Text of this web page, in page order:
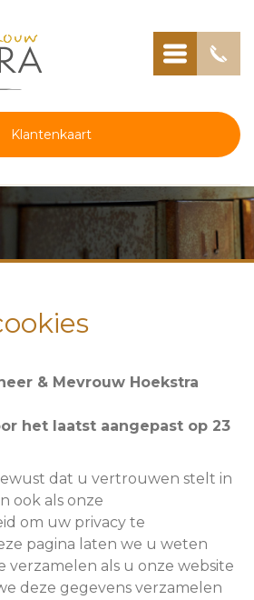
Klantenkaart
& Mevrouw Hoekstra
het laatst aangepast op 23
dat u vertrouwen stelt in
ook als onze
om uw privacy te
pagina laten we u weten
verzamelen als u onze website
deze gegevens verzamelen